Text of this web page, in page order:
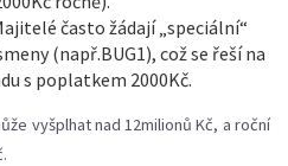
často žádají „speciální“
(např.BUG1), což se řeší na
s poplatkem 2000Kč.
vyšplhat nad 12milionů Kč, a roční